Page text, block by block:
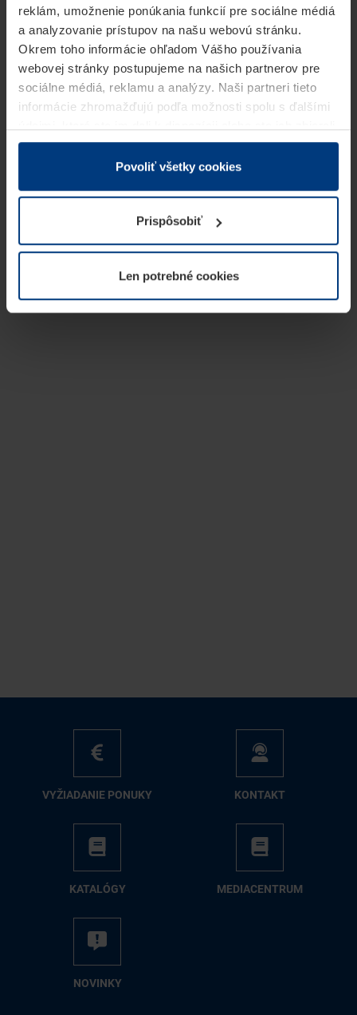
reklám, umožnenie ponúkania funkcií pre sociálne médiá
a analyzovanie prístupov na našu webovú stránku.
Okrem toho informácie ohľadom Vášho používania
webovej stránky postupujeme na našich partnerov pre
sociálne médiá, reklamu a analýzy. Naši partneri tieto
informácie zhromažďujú podľa možnosti spolu s ďalšími
v rámci Vášho využívania služieb.
Z právneho hľadiska môžeme cookies ukladať na Vašom
prevádzku tejto stránky. Pre všetky ostatné typy cookie
potrebujeme Vaše povolenie. Vaše povolenie môžete
kedykoľvek zmeniť alebo odvolať vo vysvetlení cookie
našej webovej stránky.
Povoliť všetky cookies
Prispôsobiť
Len potrebné cookies
VY­ŽIA­DA­NIE PO­NU­KY KON­TAKT
KA­TA­LÓ­GY ME­DIA­CEN­TRUM
NO­VIN­KY